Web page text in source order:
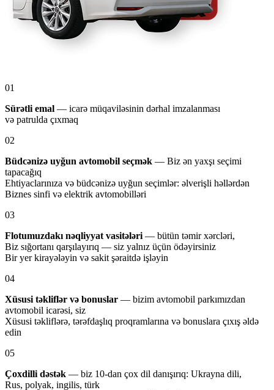
01
Sürətli emal — icarə müqaviləsinin dərhal imzalanması
və patrulda çıxmaq
02
Büdcənizə uyğun avtomobil seçmək — Biz ən yaxşı seçimi
tapacağıq
Ehtiyaclarınıza və büdcənizə uyğun seçimlər: əlverişli həllərdən
Biznes sinfi və elektrik avtomobilləri
03
Flotumuzdakı nəqliyyat vasitələri — bütün təmir xərcləri,
Biz sığortanı qarşılayırıq — siz yalnız üçün ödəyirsiniz
Bir yer kirayələyin və sakit şəraitdə işləyin
04
Xüsusi təkliflər və bonuslar — bizim avtomobil parkımızdan
avtomobil icarəsi, siz
Xüsusi təkliflərə, tərəfdaşlıq proqramlarına və bonuslara çıxış əldə
edin
05
Çoxdilli dəstək — biz 10-dan çox dil danışırıq: Ukrayna dili,
Rus, polyak, ingilis, türk